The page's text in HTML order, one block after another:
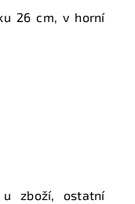
26 cm, v horní
zboží, ostatní